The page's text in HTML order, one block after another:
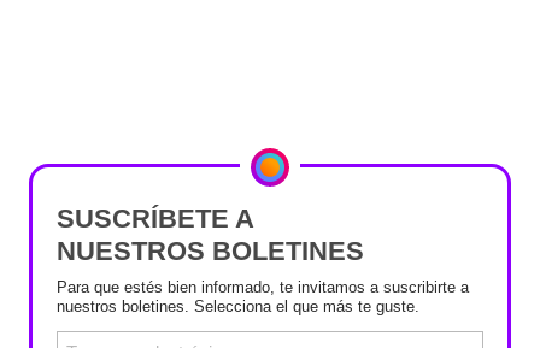
SUSCRÍBETE A
NUESTROS BOLETINES
Para que estés bien informado, te invitamos a suscribirte a
nuestros boletines. Selecciona el que más te guste.